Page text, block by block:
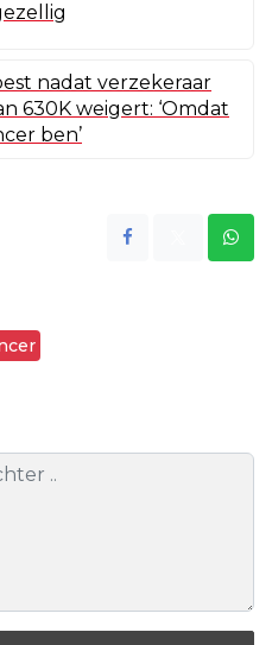
nadat verzekeraar
630K weigert: ‘Omdat
ben’